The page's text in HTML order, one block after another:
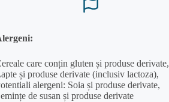
care conțin gluten și produse derivate,
și produse derivate (inclusiv lactoza),
alergeni: Soia și produse derivate,
de susan și produse derivate